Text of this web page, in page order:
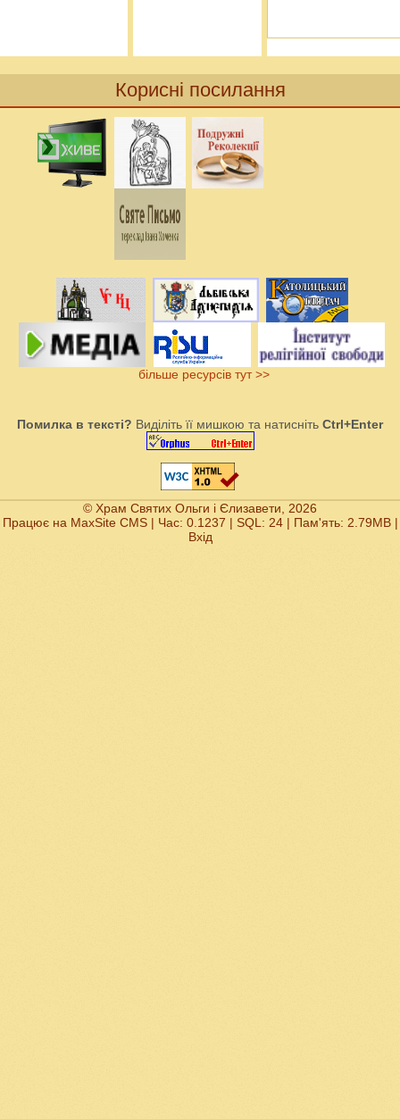
Корисні посилання
більше ресурсів тут >>
Помилка в тексті? Виділіть її мишкою та натисніть Ctrl+Enter
© Храм Святих Ольги і Єлизавети, 2026
Працює на MaxSite CMS| Час: 0.1237 | SQL: 24 | Пам'ять: 2.79MB|
Вхід